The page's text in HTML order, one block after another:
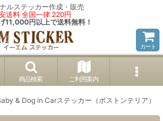
ルステッカー作成・販売
送料 全国一律 220円
11,000円以上で送料無料！
カート
商品検索 ご利用案内
& Dog in Carステッカー（ボストンテリア）